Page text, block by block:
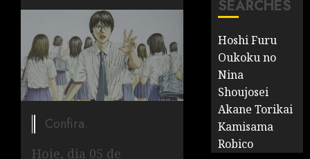
Confira.
Hoje, dia 05 de
SEARCHES
Hoshi Furu
Oukoku no
Nina
Shoujosei
Akane Torikai
Kamisama
Robico